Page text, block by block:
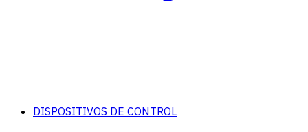
DISPOSITIVOS DE CONTROL